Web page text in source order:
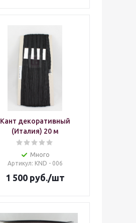
Кант декоративный
(Италия) 20 м
Много
Артикул: KND - 006
1 500руб./шт